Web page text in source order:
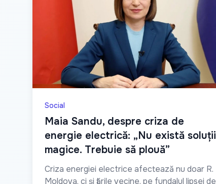
Social
Maia Sandu, despre criza de
energie electrică: „Nu există soluții
magice. Trebuie să plouă”
Criza energiei electrice afectează nu doar R.
Moldova, ci și țările vecine, pe fundalul lipsei de